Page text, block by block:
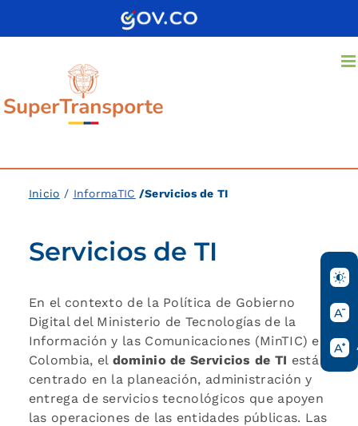
Inicio / InformaTIC /Servicios de TI
Servicios de TI
En el contexto de la Política de Gobierno
Digital del Ministerio de Tecnologías de la
Información y las Comunicaciones (MinTIC) en
Colombia, el dominio de Servicios de TI está
centrado en la planeación, administración y
entrega de servicios tecnológicos que apoyen
las operaciones de las entidades públicas. Las